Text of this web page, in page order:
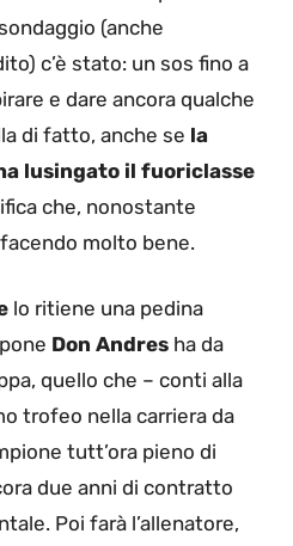
(anche
c’è stato: un sos fino a
e dare ancora qualche
di fatto, anche se la
lusingato il fuoriclasse
che, nonostante
molto bene.
lo ritiene una pedina
Don Andres ha da
quello che – conti alla
trofeo nella carriera da
tutt’ora pieno di
due anni di contratto
Poi farà l’allenatore,